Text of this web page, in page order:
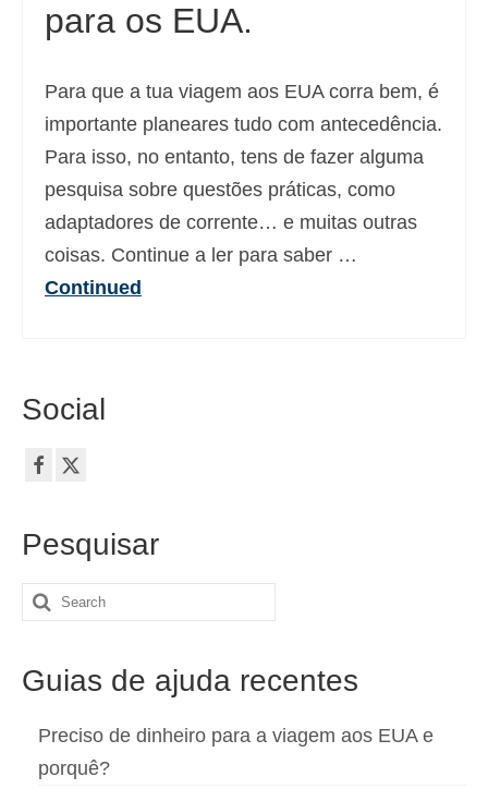
Deutsch(Alemão
עברית(Hebraico)
Italiano
日本語(Japonês)
한국어
Svenska
para os EUA.
Para que a tua viagem aos EUA corra bem, é
importante planeares tudo com antecedência.
Para isso, no entanto, tens de fazer alguma
pesquisa sobre questões práticas, como
adaptadores de corrente… e muitas outras
coisas. Continue a ler para saber …
Continued
Social
Pesquisar
Search
Guias de ajuda recentes
Preciso de dinheiro para a viagem aos EUA e
porquê?